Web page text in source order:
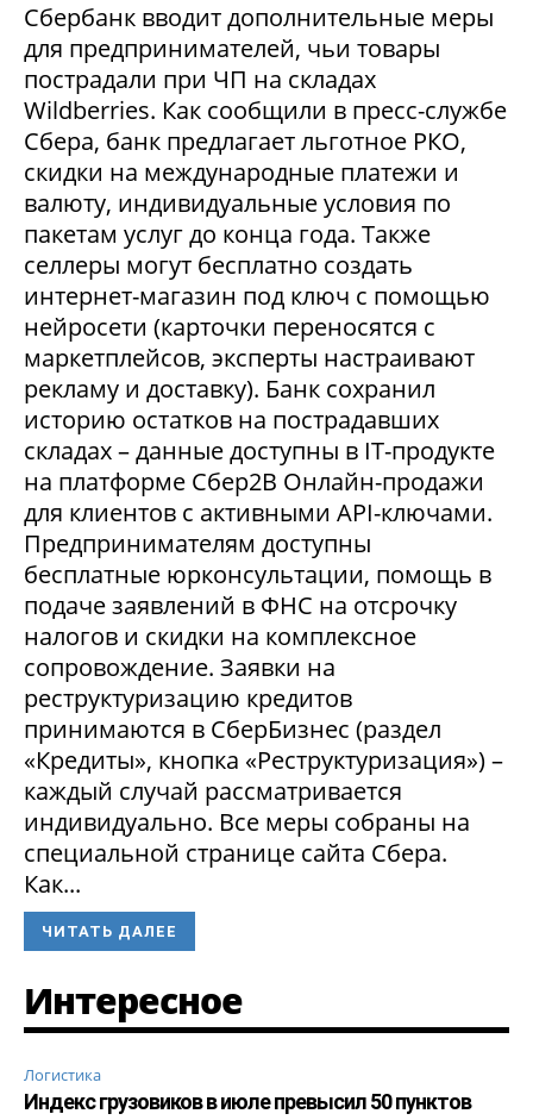
Сбербанк вводит дополнительные меры
для предпринимателей, чьи товары
пострадали при ЧП на складах
Wildberries. Как сообщили в пресс-службе
Сбера, банк предлагает льготное РКО,
скидки на международные платежи и
валюту, индивидуальные условия по
пакетам услуг до конца года. Также
селлеры могут бесплатно создать
интернет-магазин под ключ с помощью
нейросети (карточки переносятся с
маркетплейсов, эксперты настраивают
рекламу и доставку). Банк сохранил
историю остатков на пострадавших
складах – данные доступны в IT-продукте
на платформе Сбер2В Онлайн-продажи
для клиентов с активными API-ключами.
Предпринимателям доступны
бесплатные юрконсультации, помощь в
подаче заявлений в ФНС на отсрочку
налогов и скидки на комплексное
сопровождение. Заявки на
реструктуризацию кредитов
принимаются в СберБизнес (раздел
«Кредиты», кнопка «Реструктуризация») –
каждый случай рассматривается
индивидуально. Все меры собраны на
специальной странице сайта Сбера.
Как...
ЧИТАТЬ ДАЛЕЕ
Интересное
Логистика
Индекс грузовиков в июле превысил 50 пунктов